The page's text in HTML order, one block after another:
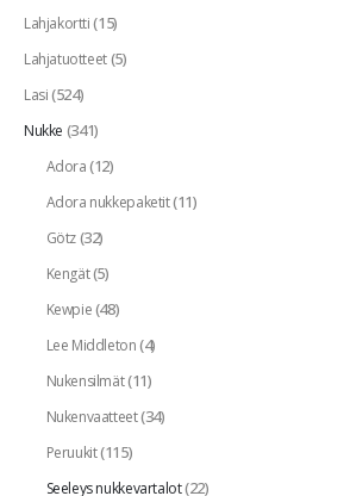
Lahjakortti(15)
Lahjatuotteet(5)
Lasi(524)
Nukke (341)
Adora(12)
Adora nukkepaketit(11)
Götz(32)
Kengät(5)
Kewpie(48)
Lee Middleton(4)
Nukensilmät(11)
Nukenvaatteet(34)
Peruukit(115)
Seeleys nukkevartalot(22)